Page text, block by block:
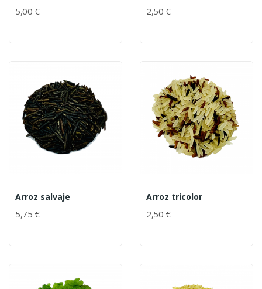
5,00 € 2,50 €
Arroz salvaje
5,75 €
Arroz tricolor
2,50 €